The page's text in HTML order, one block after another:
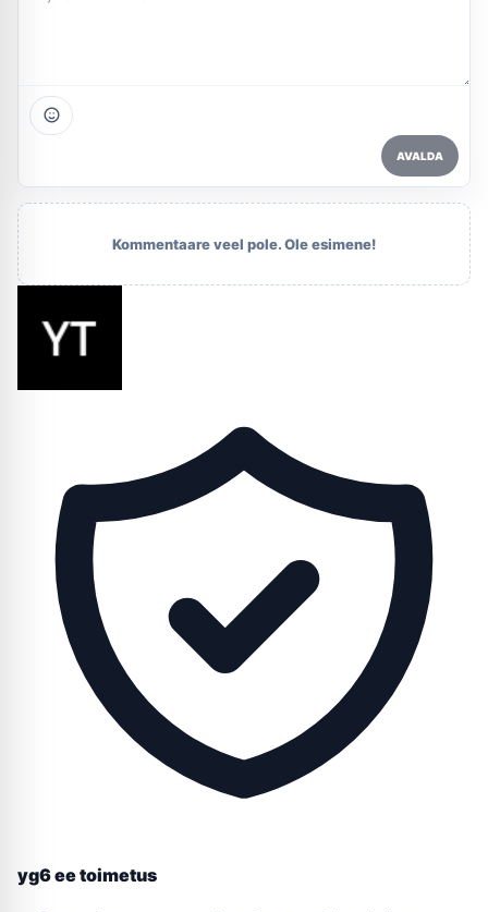
AVALDA
Kommentaare veel pole. Ole esimene!
yg6 ee toimetus